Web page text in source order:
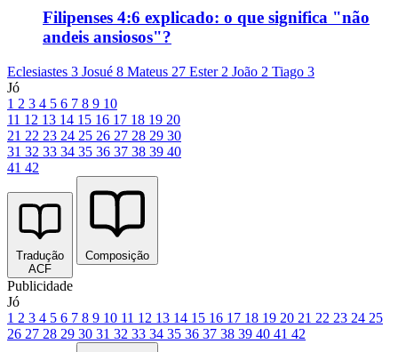
Filipenses 4:6 explicado: o que significa "não
andeis ansiosos"?
Eclesiastes 3 Josué 8 Mateus 27 Ester 2 João 2 Tiago 3
Jó
1 2 3 4 5 6 7 8 9 10
11 12 13 14 15 16 17 18 19 20
21 22 23 24 25 26 27 28 29 30
31 32 33 34 35 36 37 38 39 40
41 42
Tradução
ACF
Composição
Publicidade
Jó
1 2 3 4 5 6 7 8 9 10 11 12 13 14 15 16 17 18 19 20 21 22 23 24 25
26 27 28 29 30 31 32 33 34 35 36 37 38 39 40 41 42